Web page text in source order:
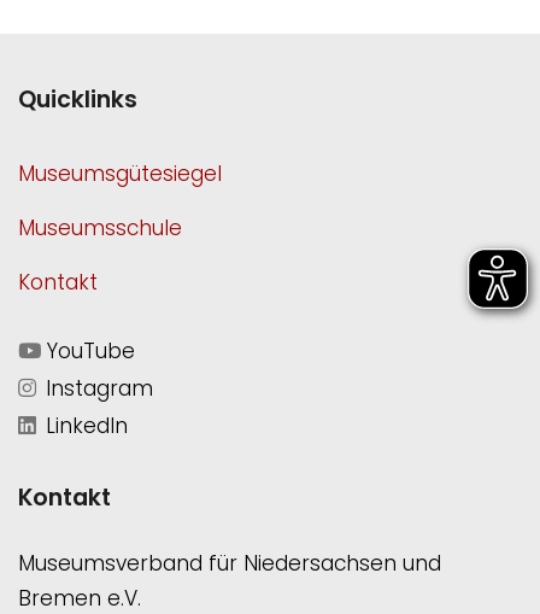
Quicklinks
Museumsgütesiegel
Museumsschule
Kontakt
YouTube
Instagram
LinkedIn
Kontakt
Museumsverband für Niedersachsen und
Bremen e.V.